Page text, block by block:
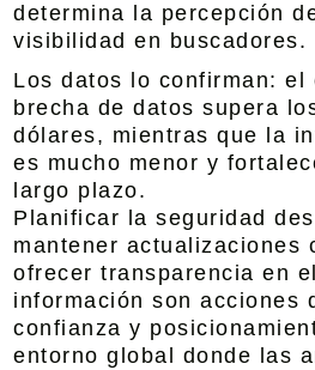
determina la percepción
visibilidad en buscadores.
Los datos lo confirman: el
brecha de datos supera
dólares, mientras que la
es mucho menor y
largo plazo.
Planificar la seguridad
mantener actualizaciones
ofrecer transparencia en
información son acciones
confianza y
entorno global donde las